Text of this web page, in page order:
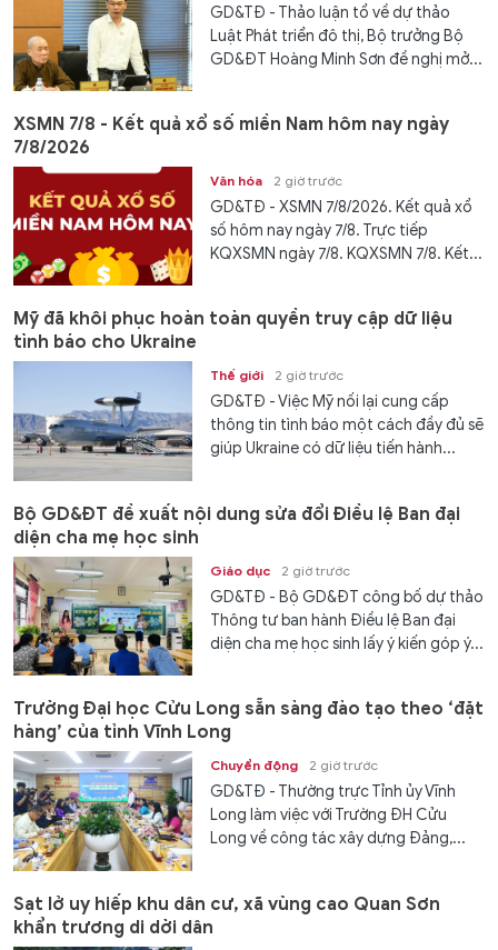
GD&TĐ - Thảo luận tổ về dự thảo
Luật Phát triển đô thị, Bộ trưởng Bộ
GD&ĐT Hoàng Minh Sơn đề nghị mở...
XSMN 7/8 - Kết quả xổ số miền Nam hôm nay ngày
7/8/2026
Văn hóa 2 giờ trước
GD&TĐ - XSMN 7/8/2026. Kết quả xổ
số hôm nay ngày 7/8. Trực tiếp
KQXSMN ngày 7/8. KQXSMN 7/8. Kết...
Mỹ đã khôi phục hoàn toàn quyền truy cập dữ liệu
tình báo cho Ukraine
Thế giới 2 giờ trước
GD&TĐ - Việc Mỹ nối lại cung cấp
thông tin tình báo một cách đầy đủ sẽ
giúp Ukraine có dữ liệu tiến hành...
Bộ GD&ĐT đề xuất nội dung sửa đổi Điều lệ Ban đại
diện cha mẹ học sinh
Giáo dục 2 giờ trước
GD&TĐ - Bộ GD&ĐT công bố dự thảo
Thông tư ban hành Điều lệ Ban đại
diện cha mẹ học sinh lấy ý kiến góp ý...
Trường Đại học Cửu Long sẵn sàng đào tạo theo ‘đặt
hàng’ của tỉnh Vĩnh Long
Chuyển động 2 giờ trước
GD&TĐ - Thường trực Tỉnh ủy Vĩnh
Long làm việc với Trường ĐH Cửu
Long về công tác xây dựng Đảng,...
Sạt lở uy hiếp khu dân cư, xã vùng cao Quan Sơn
khẩn trương di dời dân